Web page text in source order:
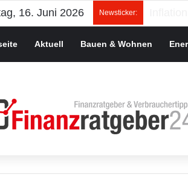
16. Juni 2026 Newsticker:
Aktuell Bauen & Wohnen